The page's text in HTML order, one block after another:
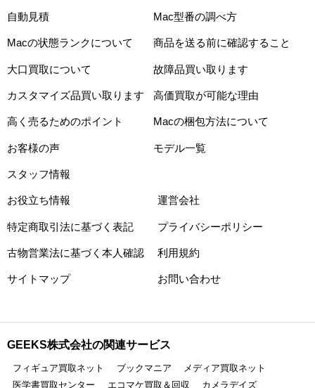
自動見積 Mac型番の調べ方
Macの状態ランクについて 商品を送る前に確認すること
大口買取について 故障品買い取ります
カスタマイズ品買い取ります 高価買取が可能な理由
高く売るためのポイント Macの梱包方法について
お客様の声 モデル一覧
スタッフ情報
お役立ち情報 運営会社
特定商取引法に基づく表記 プライバシーポリシー
古物営業法に基づく本人確認 利用規約
サイトマップ お問い合わせ
GEEKS株式会社の関連サービス
フィギュア買取ネット ブックマニア
メディア買取ネット
医学書買取センター
エコマケ買取＆回収 カメラデイズ